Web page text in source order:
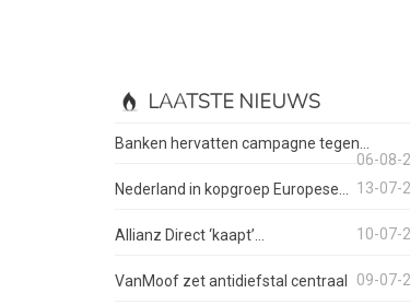
LAATSTE NIEUWS
Banken hervatten campagne tegen...
06-08-
Nederland in kopgroep Europese...
13-07-
Allianz Direct ‘kaapt’... 10-07-
VanMoof zet antidiefstal centraal 09-07-